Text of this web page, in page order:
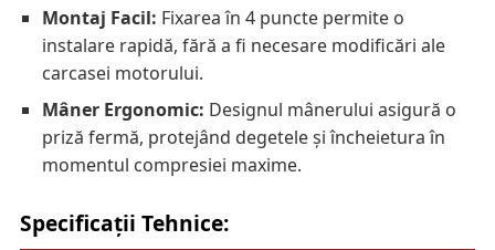
Montaj Facil: Fixarea în 4 puncte permite o
instalare rapidă, fără a fi necesare modificări ale
carcasei motorului.
Mâner Ergonomic: Designul mânerului asigură o
priză fermă, protejând degetele și încheietura în
momentul compresiei maxime.
Specificații Tehnice: